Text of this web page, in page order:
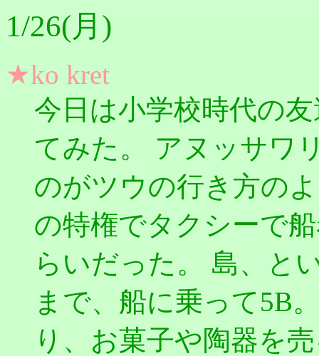
1/26(月)
★ko kret
今日は小学校時代の
てみた。 アヌッサワ
のがツウの行き方の
の特権でタクシーで
らいだった。 島、と
まで、船に乗って5B
り、お菓子や陶器を